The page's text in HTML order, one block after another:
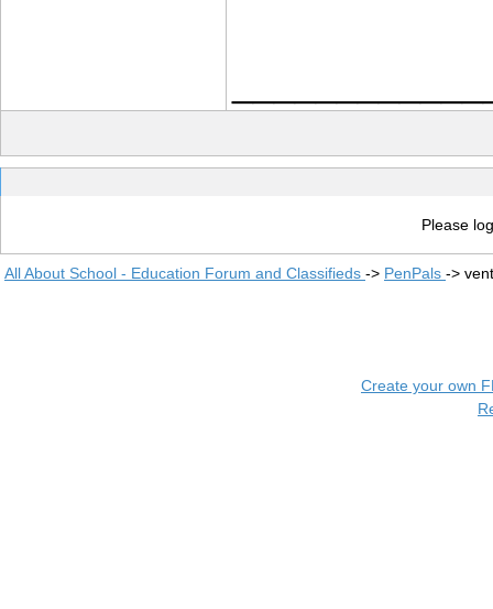
Please
All About School - Education Forum and Classifieds -> PenPals ->
Create your own